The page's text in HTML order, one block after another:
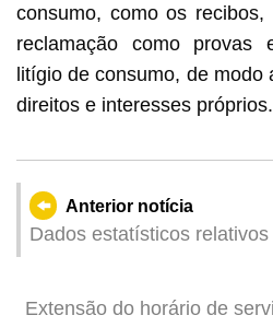
consumo, como os
reclamação como provas
litígio de consumo, de
direitos e interesses próprios.
Anterior notícia
Dados estatísticos
combate aos
Extensão do horário de